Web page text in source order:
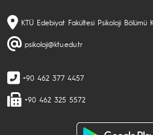
KTÜ Edebiyat Fakültesi Psikoloji Bölümü
psikoloji@ktu.edu.tr
+90 462 377 4457
+90 462 325 5572